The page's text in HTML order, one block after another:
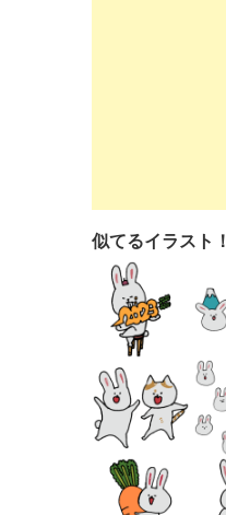
似てるイラスト！